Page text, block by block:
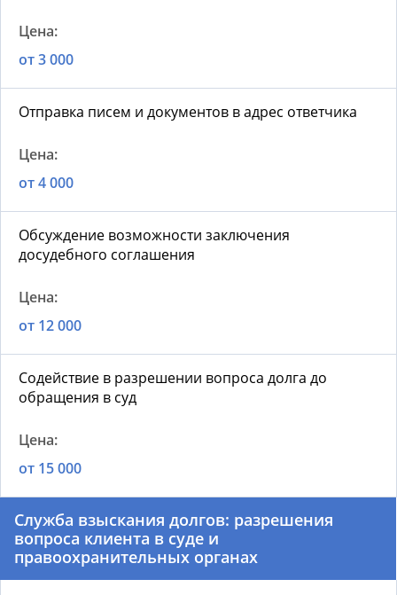
от 3 000
Отправка писем и документов в адрес ответчика
от 4 000
Обсуждение возможности заключения
досудебного соглашения
от 12 000
Содействие в разрешении вопроса долга до
обращения в суд
от 15 000
Служба взыскания долгов: разрешения
вопроса клиента в суде и
правоохранительных органах